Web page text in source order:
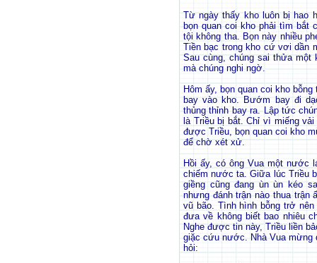
Từ ngày thấy kho luôn bị hao
bọn quan coi kho phải tìm bắt
tội không tha. Bọn này nhiều
Tiền bạc trong kho cứ vơi dần
Sau cùng, chúng sai thửa
mà chúng nghi ngờ.
Hôm ấy, bọn quan coi kho
bay vào kho. Bướm bay đi
thủng thỉnh bay ra. Lập tức
là Triều bị bắt. Chỉ vì miếng
được Triều, bọn quan coi kho
để chờ xét xử.
Hồi ấy, có ông Vua một nước
chiếm nước ta. Giữa lúc Triều
giềng cũng đang ùn ùn kéo
nhưng đánh trận nào thua trận
vũ bão. Tình hình bỗng trở
đưa về không biết bao nhiêu
Nghe được tin này, Triều liền
giặc cứu nước. Nhà Vua mừng
hỏi: